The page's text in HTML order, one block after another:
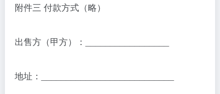
附件三 付款方式（略）
出售方（甲方）：_________________
地址：___________________________